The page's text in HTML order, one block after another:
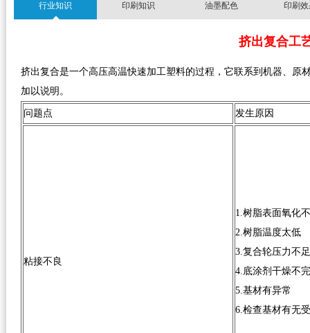
行业知识 印刷知识 油墨配色 印刷
挤出复合工
挤出复合是一个高压高温快速加工塑料的过程，它联系到机器、
加以说明。
问题点 发生原因
粘接不良
1.树脂表面氧化
2.树脂温度太低
3.复合轮压力不足
4.底涂剂干燥不
5.基材有异常
6.检查基材有无